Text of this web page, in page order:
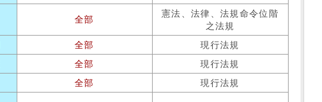
全部
憲法、法律、法規命令位階
之法規
全部
現行法規
全部
現行法規
全部
現行法規